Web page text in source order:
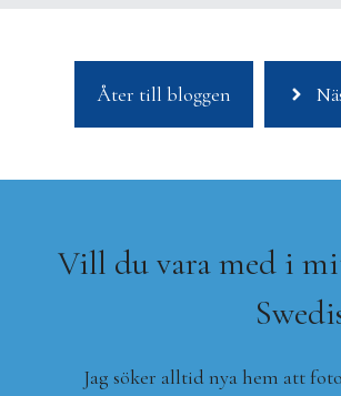
Åter till bloggen
Vill du vara med i
Jag söker alltid nya hem att